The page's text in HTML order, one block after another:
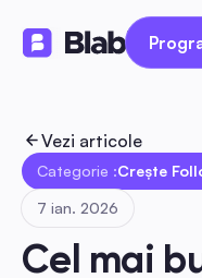
Vezi articole
Categorie :Crește
7 ian. 2026
Cel mai